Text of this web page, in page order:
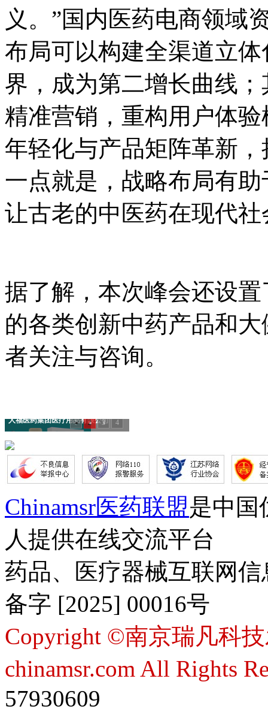
义。”国内医药电商领域
布局可以构建全渠道立
界，成为第二增长曲线
精准营销，重构用户体
年轻化与产品矩阵革新
一点就是，战略布局有
让古老的中医药在现代
据了解，本次峰会还设
的各类创新中药产品和
者关注与咨询。
人福医药集团医疗用品有限公司
1 2 3 4
Chinamsr医药联盟是中国
人提供在线交流平台
药品、医疗器械互联网
备字 [2025] 00016号
Copyright ©南京瑞凡科
chinamsr.com All Rights
57930609